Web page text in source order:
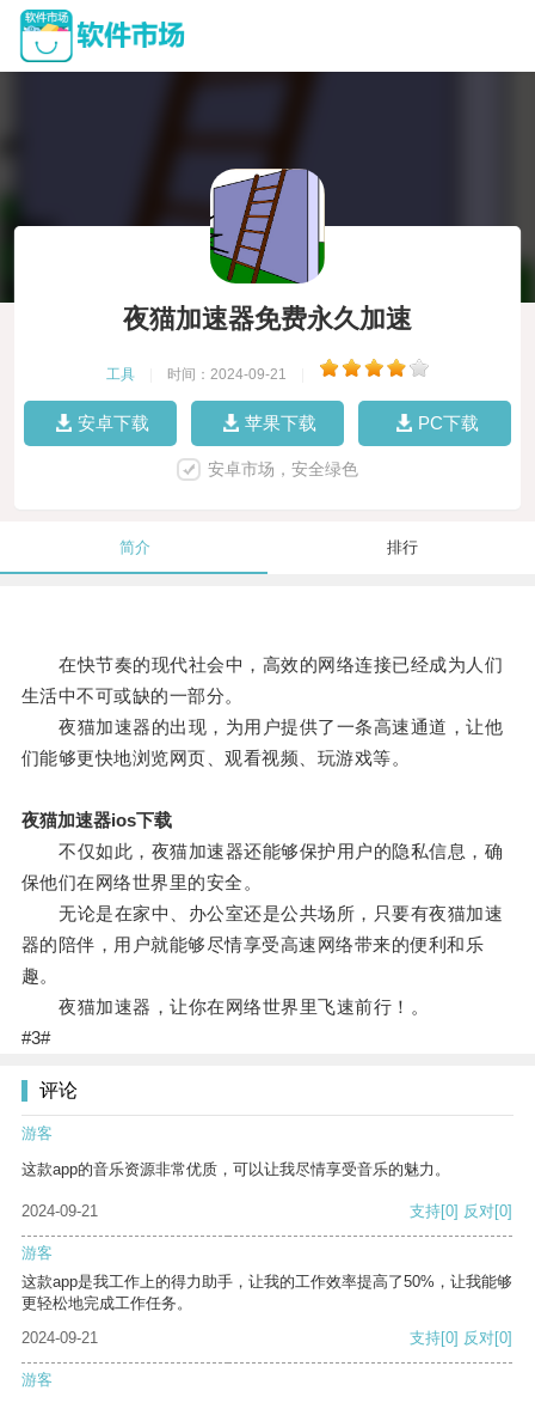
夜猫加速器免费永久加速
工具 时间：2024-09-21
安卓下载 苹果下载 PC下载
安卓市场，安全绿色
简介 排行
在快节奏的现代社会中，高效的网络连接已经成为人们
生活中不可或缺的一部分。
夜猫加速器的出现，为用户提供了一条高速通道，让他
们能够更快地浏览网页、观看视频、玩游戏等。
夜猫加速器ios下载
不仅如此，夜猫加速器还能够保护用户的隐私信息，确
保他们在网络世界里的安全。
无论是在家中、办公室还是公共场所，只要有夜猫加速
器的陪伴，用户就能够尽情享受高速网络带来的便利和乐
趣。
夜猫加速器，让你在网络世界里飞速前行！。
#3#
评论
游客
这款app的音乐资源非常优质，可以让我尽情享受音乐的魅力。
2024-09-21 支持[0] 反对[0]
游客
这款app是我工作上的得力助手，让我的工作效率提高了50%，让我能够
更轻松地完成工作任务。
2024-09-21
支持[0] 反对[0]
游客